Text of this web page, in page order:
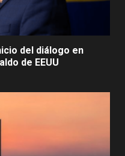
del diálogo en
de EEUU